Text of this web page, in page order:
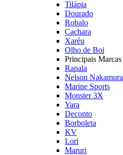
Tilápia
Dourado
Robalo
Cachara
Xaréu
Olho de Boi
Principais Marcas
Rapala
Nelson Nakamura
Marine Sports
Monster 3X
Yara
Deconto
Borboleta
KV
Lori
Maruri